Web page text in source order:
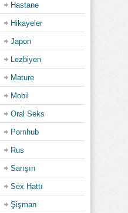
Hastane
Hikayeler
Japon
Lezbiyen
Mature
Mobil
Oral Seks
Pornhub
Rus
Sarışın
Sex Hattı
Şişman